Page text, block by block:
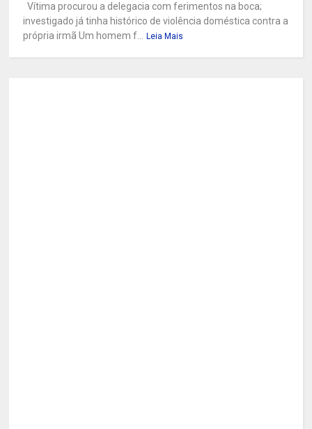
Vítima procurou a delegacia com ferimentos na boca;
investigado já tinha histórico de violência doméstica contra a
própria irmã Um homem f...
Leia Mais